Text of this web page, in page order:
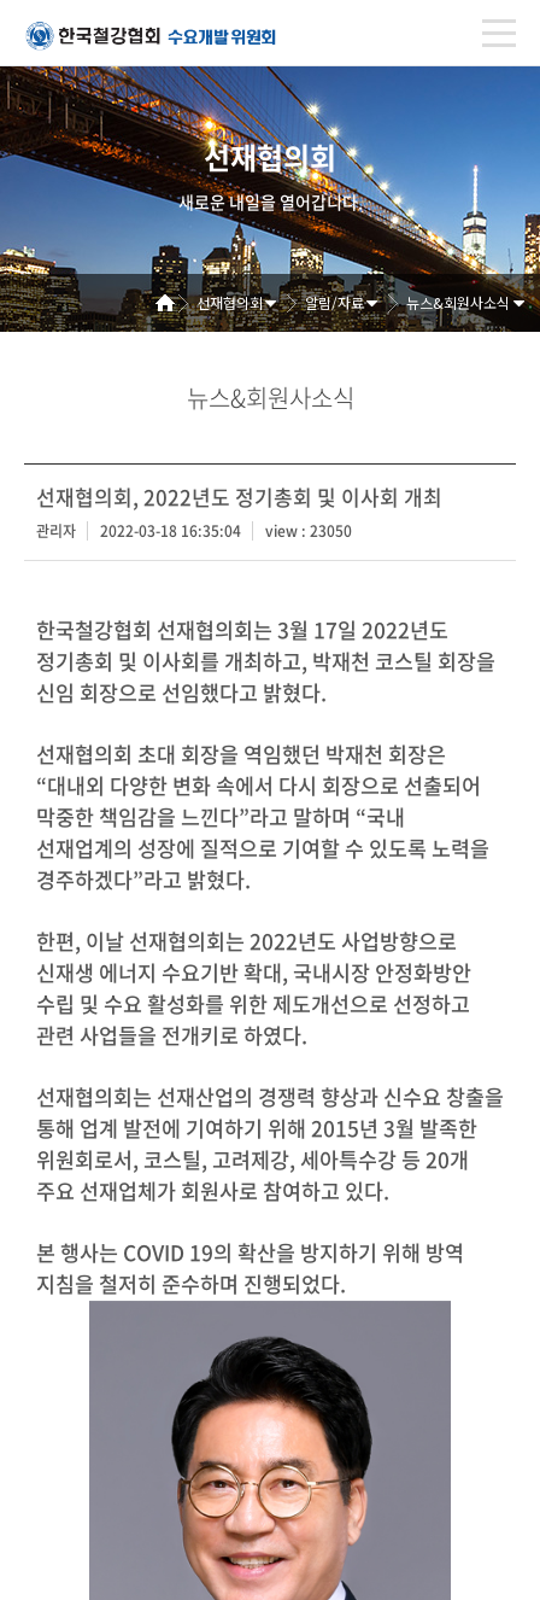
선재협의회
새로운 내일을 열어갑니다.
선재협의회 알림/자료 뉴스&회원사소식
뉴스&회원사소식
선재협의회, 2022년도 정기총회 및 이사회 개최
관리자 2022-03-18 16:35:04 view : 23050
한국철강협회 선재협의회는 3월 17일 2022년도
정기총회 및 이사회를 개최하고, 박재천 코스틸 회장을
신임 회장으로 선임했다고 밝혔다.
선재협의회 초대 회장을 역임했던 박재천 회장은
“대내외 다양한 변화 속에서 다시 회장으로 선출되어
막중한 책임감을 느낀다”라고 말하며 “국내
선재업계의 성장에 질적으로 기여할 수 있도록 노력을
경주하겠다”라고 밝혔다.
한편, 이날 선재협의회는2022년도 사업방향으로
신재생 에너지 수요기반 확대, 국내시장 안정화방안
수립 및 수요 활성화를 위한 제도개선으로 선정하고
관련 사업들을 전개키로 하였다.
선재협의회는 선재산업의 경쟁력 향상과 신수요 창출을
통해 업계 발전에 기여하기 위해2015년 3월 발족한
위원회로서, 코스틸, 고려제강, 세아특수강 등20개
주요 선재업체가 회원사로 참여하고 있다.
본 행사는 COVID 19의 확산을 방지하기 위해 방역
지침을 철저히 준수하며 진행되었다.